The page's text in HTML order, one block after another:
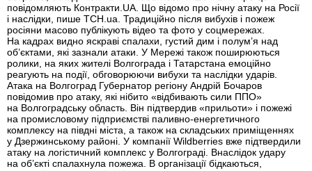
повідомляють Контракти.UA. Що відомо про нічну атаку на Росії
і наслідки, пише ТСН.ua. Традиційно після вибухів і пожеж
росіяни масово публікують відео та фото у соцмережах.
На кадрах видно яскраві спалахи, густий дим і полум’я над
об’єктами, які зазнали атаки. У Мережі також поширюються
ролики, на яких жителі Волгограда і Татарстана емоційно
реагують на події, обговорюючи вибухи та наслідки ударів.
Атака на Волгоград Губернатор регіону Андрій Бочаров
повідомив про атаку, які нібито «відбивають сили ППО»
на Волгоградську область. Він підтвердив «прильоти» і пожежі
на промисловому підприємстві паливно-енергетичного
комплексу на півдні міста, а також на складських приміщеннях
у Дзержинському районі. У компанії Wildberries вже підтвердили
атаку на логістичний комплекс у Волгограді. Внаслідок удару
на об’єкті спалахнула пожежа. В організації бідкаються,